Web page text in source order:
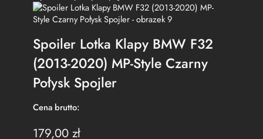
Spoiler Lotka Klapy BMW F32
(2013-2020) MP-Style Czarny
Połysk Spojler
Cena brutto:
179,00 zł